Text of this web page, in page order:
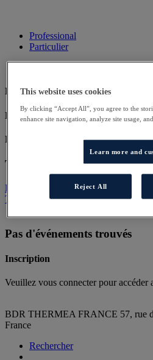
Professional
Particulier
Pas d'événements trouvés
Pas d'événements trouvés
Pas d'événements trouvés
Téléchargement
Exemple de fichier
Téléchargement [pdf 265.42kB 03/
Pas d'événements trouvés
Inscription
Veuillez vous connecter pour accéder
BDR THERMEA FRANCE 57, rue
France
Rechercher
This website uses cookies
By clicking “Accept All”, you agree to the
enhance site navigation, analyze site usage,
Learn more and
Reject All